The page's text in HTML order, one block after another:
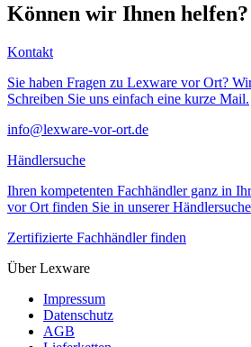
Können wir Ihnen helfen?
Kontakt
Sie haben Fragen zu Lexware vor Ort?
Schreiben Sie uns einfach eine kurze Mail.
info@lexware-vor-ort.de
Händlersuche
Ihren kompetenten Fachhändler ganz in
vor Ort finden Sie in unserer
Zertifizierte Fachhändler finden
Über Lexware
Impressum
Datenschutz
AGB